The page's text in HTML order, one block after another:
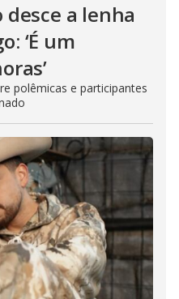
a lenha
‘É um
polêmicas e participantes